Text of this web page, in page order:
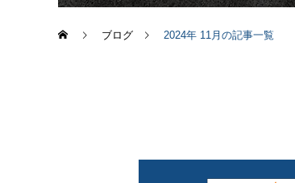
ブログ 2024年 11月の記事一覧